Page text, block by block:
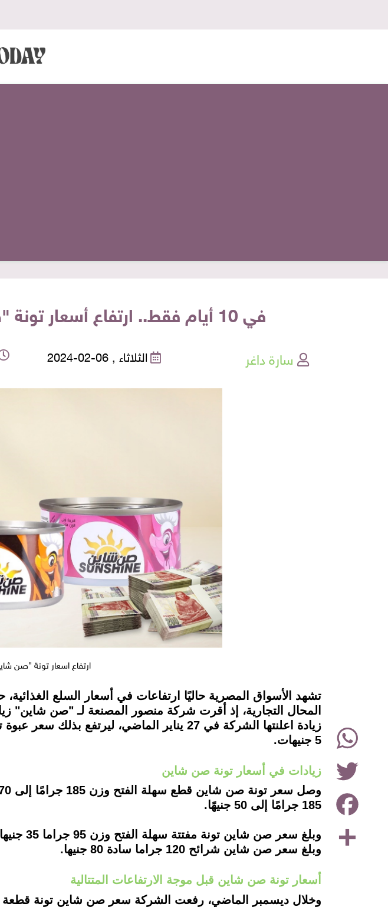
في 10 أيام فقط.. ارتفاع أسعار تونة "صن شاين" في الأسواق مرتين متتاليتين
سارة داغر الثلاثاء , 06-02-2024
ارتفاع اسعار تونة "صن
Share
Facebook
Twitter
WhatsApp
instagramتشهد الأسواق المصرية حاليًا ارتفاعات في أسعار السلع
5 جنيهات.
زيادات في أسعار تونة صن شاين
185 جرامًا إلى 50 جنيهًا.
وبلغ سعر صن شاين شرائح 120 جراما سادة 80 جنيها.
أسعار تونة صن شاين قبل موجة الارتفاعات المتتالية